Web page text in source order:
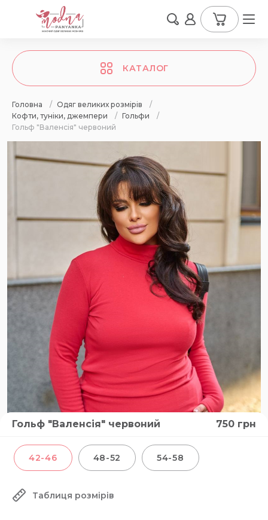
КАТАЛОГ
Головна / Одяг великих розмірів
/
Кофти, туніки, джемпери
/ Гольфи
/
Гольф "Валенсія" червоний
Гольф "Валенсія" червоний 750 грн
42-46 48-52 54-58
Таблиця розмірів